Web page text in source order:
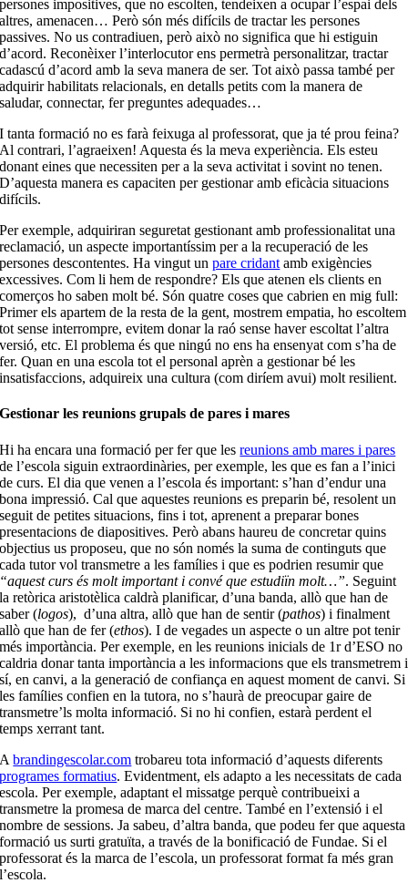
persones impositives, que no escolten, tendeixen a ocupar l’espai dels
altres, amenacen… Però són més difícils de tractar les persones
passives. No us contradiuen, però això no significa que hi estiguin
d’acord. Reconèixer l’interlocutor ens permetrà personalitzar, tractar
cadascú d’acord amb la seva manera de ser. Tot això passa també per
adquirir habilitats relacionals, en detalls petits com la manera de
saludar, connectar, fer preguntes adequades…
I tanta formació no es farà feixuga al professorat, que ja té prou feina?
Al contrari, l’agraeixen! Aquesta és la meva experiència. Els esteu
donant eines que necessiten per a la seva activitat i sovint no tenen.
D’aquesta manera es capaciten per gestionar amb eficàcia situacions
difícils.
Per exemple, adquiriran seguretat gestionant amb professionalitat una
reclamació, un aspecte importantíssim per a la recuperació de les
persones descontentes. Ha vingut unpare cridant amb exigències
excessives. Com li hem de respondre? Els que atenen els clients en
comerços ho saben molt bé. Són quatre coses que cabrien en mig full:
Primer els apartem de la resta de la gent, mostrem empatia, ho escoltem
tot sense interrompre, evitem donar la raó sense haver escoltat l’altra
versió, etc. El problema és que ningú no ens ha ensenyat com s’ha de
fer. Quan en una escola tot el personal aprèn a gestionar bé les
insatisfaccions, adquireix una cultura (com diríem avui) molt resilient.
Gestionar les reunions grupals de pares i mares
Hi ha encara una formació per fer que lesreunions amb mares i pares
de l’escola siguin extraordinàries, per exemple, les que es fan a l’inici
de curs. El dia que venen a l’escola és important: s’han d’endur una
bona impressió. Cal que aquestes reunions es preparin bé, resolent un
seguit de petites situacions, fins i tot, aprenent a preparar bones
presentacions de diapositives. Però abans haureu de concretar quins
objectius us proposeu, que no són només la suma de continguts que
cada tutor vol transmetre a les famílies i que es podrien resumir que
“aquest curs és molt important i convé que estudiïn molt…”. Seguint
la retòrica aristotèlica caldrà planificar, d’una banda, allò que han de
saber (logos), d’una altra, allò que han de sentir (pathos) i finalment
allò que han de fer (ethos). I de vegades un aspecte o un altre pot tenir
més importància. Per exemple, en les reunions inicials de 1r d’ESO no
caldria donar tanta importància a les informacions que els transmetrem i
sí, en canvi, a la generació de confiança en aquest moment de canvi. Si
les famílies confien en la tutora, no s’haurà de preocupar gaire de
transmetre’ls molta informació. Si no hi confien, estarà perdent el
temps xerrant tant.
Abrandingescolar.com trobareu tota informació d’aquests diferents
programes formatius. Evidentment, els adapto a les necessitats de cada
escola. Per exemple, adaptant el missatge perquè contribueixi a
transmetre la promesa de marca del centre. També en l’extensió i el
nombre de sessions. Ja sabeu, d’altra banda, que podeu fer que aquesta
formació us surti gratuïta, a través de la bonificació de Fundae. Si el
professorat és la marca de l’escola, un professorat format fa més gran
l’escola.